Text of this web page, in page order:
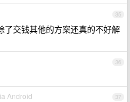
35
了交钱其他的方案还真的不好解
36
37
Android